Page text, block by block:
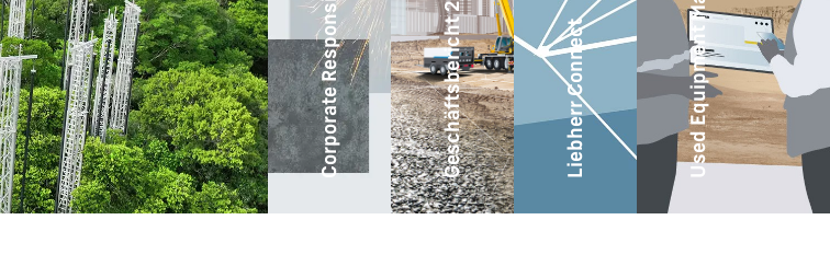
Karriere bei LiebherrCorporate Responsibility Geschäftsbericht 2025 Liebherr Connect